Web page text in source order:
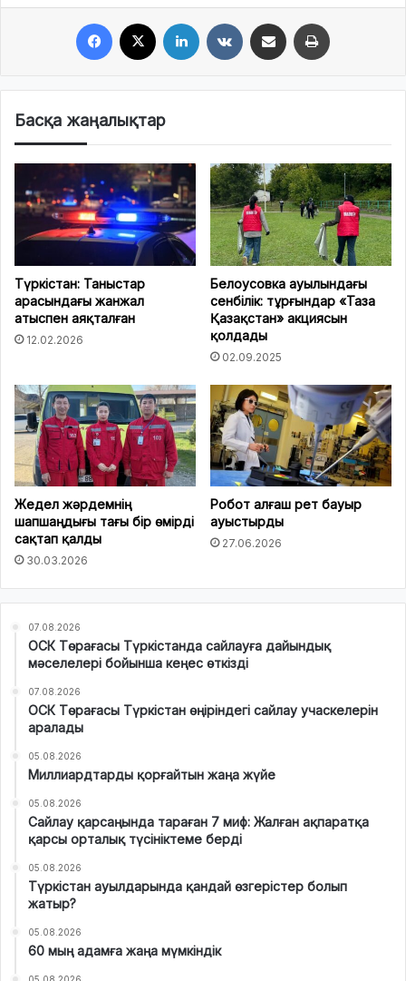
Басқа жаңалықтар
Түркістан: Таныстар
арасындағы жанжал
атыспен аяқталған
12.02.2026
Белоусовка ауылындағы
сенбілік: тұрғындар «Таза
Қазақстан» акциясын
қолдады
02.09.2025
Жедел жәрдемнің
шапшаңдығы тағы бір өмірді
сақтап қалды
30.03.2026
Робот алғаш рет бауыр
ауыстырды
27.06.2026
07.08.2026
ОСК Төрағасы Түркістанда сайлауға дайындық
мәселелері бойынша кеңес өткізді
07.08.2026
ОСК Төрағасы Түркістан өңіріндегі сайлау учаскелерін
аралады
05.08.2026
Миллиардтарды қорғайтын жаңа жүйе
05.08.2026
Сайлау қарсаңында тараған 7 миф: Жалған ақпаратқа
қарсы орталық түсініктеме берді
05.08.2026
Түркістан ауылдарында қандай өзгерістер болып
жатыр?
05.08.2026
60 мың адамға жаңа мүмкіндік